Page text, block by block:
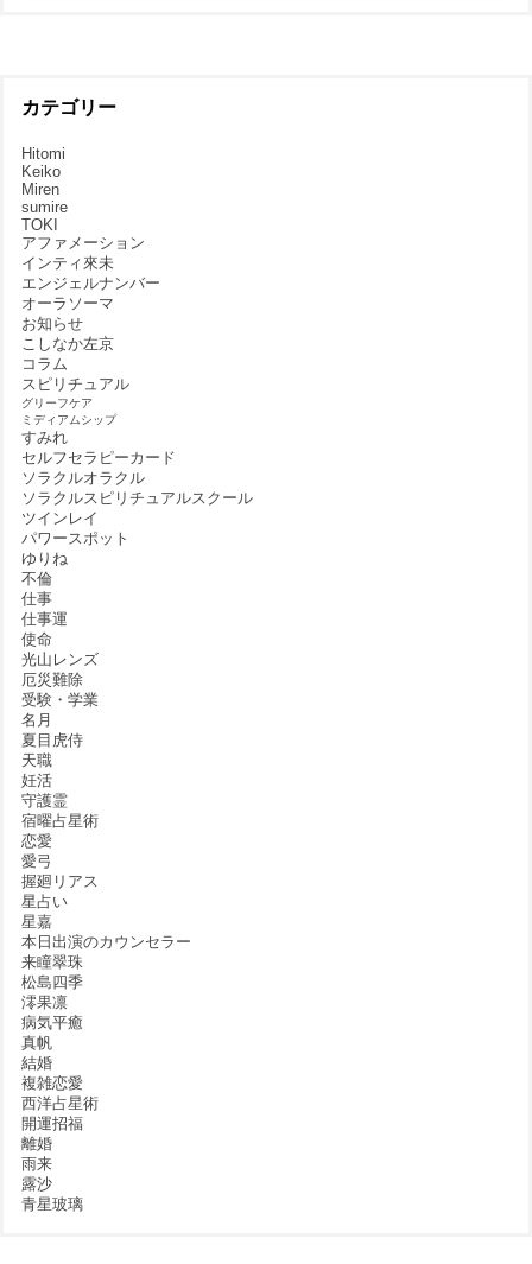
カテゴリー
Hitomi
Keiko
Miren
sumire
TOKI
アファメーション
インティ來未
エンジェルナンバー
オーラソーマ
お知らせ
こしなか左京
コラム
スピリチュアル
グリーフケア
ミディアムシップ
すみれ
セルフセラピーカード
ソラクルオラクル
ソラクルスピリチュアルスクール
ツインレイ
パワースポット
ゆりね
不倫
仕事
仕事運
使命
光山レンズ
厄災難除
受験・学業
名月
夏目虎侍
天職
妊活
守護霊
宿曜占星術
恋愛
愛弓
握廻リアス
星占い
星嘉
本日出演のカウンセラー
来瞳翠珠
松島四季
澪果凛
病気平癒
真帆
結婚
複雑恋愛
西洋占星術
開運招福
離婚
雨来
露沙
青星玻璃